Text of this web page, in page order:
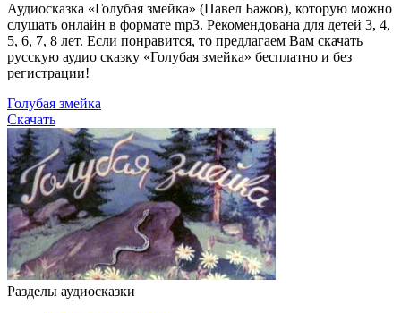
Аудиосказка «Голубая змейка» (Павел Бажов), которую можно
слушать онлайн в формате mp3. Рекомендована для детей 3, 4,
5, 6, 7, 8 лет. Если понравится, то предлагаем Вам скачать
русскую аудио сказку «Голубая змейка» бесплатно и без
регистрации!
Голубая змейка
Скачать
Разделы аудиосказки